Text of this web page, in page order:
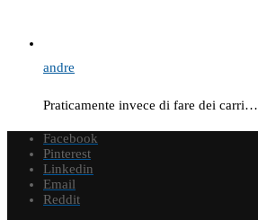
andre
Praticamente invece di fare dei carri…
Facebook
Pinterest
Linkedin
Email
Reddit